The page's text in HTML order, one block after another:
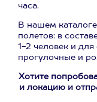
часа.
В нашем
полетов: в
1-2 человек и
прогулочные и
Хотите
и локацию и